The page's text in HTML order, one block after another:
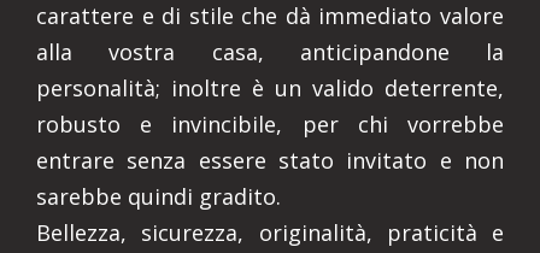
carattere e di stile che dà immediato valore
alla vostra casa, anticipandone la
personalità; inoltre è un valido deterrente,
robusto e invincibile, per chi vorrebbe
entrare senza essere stato invitato e non
sarebbe quindi gradito.
Bellezza, sicurezza, originalità, praticità e